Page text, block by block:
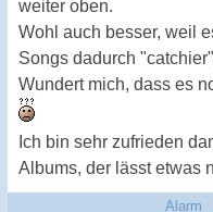
weiter oben.
Wohl auch besser, weil
Songs dadurch
Wundert mich, dass es
Ich bin sehr zufrieden
Albums, der lässt etwas
Alarm